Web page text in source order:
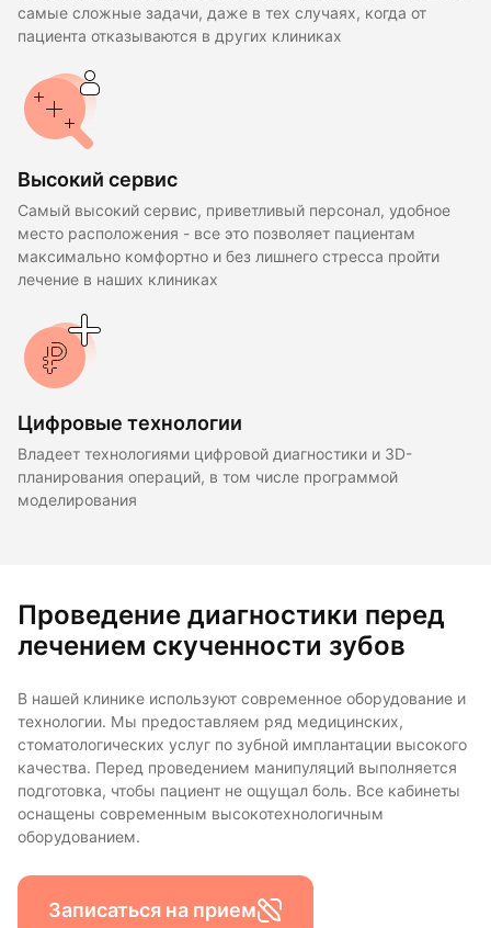
самые сложные задачи, даже в тех случаях, когда от
пациента отказываются в других клиниках
Высокий сервис
Самый высокий сервис, приветливый персонал, удобное
место расположения - все это позволяет пациентам
максимально комфортно и без лишнего стресса пройти
лечение в наших клиниках
Цифровые технологии
Владеет технологиями цифровой диагностики и 3D-
планирования операций, в том числе программой
моделирования
Проведение диагностики перед
лечением скученности зубов
В нашей клинике используют современное оборудование и
технологии. Мы предоставляем ряд медицинских,
стоматологических услуг по зубной имплантации высокого
качества. Перед проведением манипуляций выполняется
подготовка, чтобы пациент не ощущал боль. Все кабинеты
оснащены современным высокотехнологичным
оборудованием.
Записаться на прием